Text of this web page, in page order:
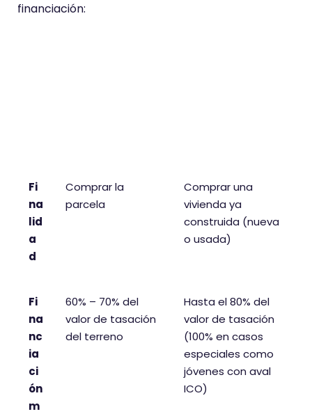
financiación:
Fi
na
lid
a
d
Comprar la
parcela
Comprar una
vivienda ya
construida (nueva
o usada)
Fi
na
nc
ia
ci
ón
m
60% – 70% del
valor de tasación
del terreno
Hasta el 80% del
valor de tasación
(100% en casos
especiales como
jóvenes con aval
ICO)